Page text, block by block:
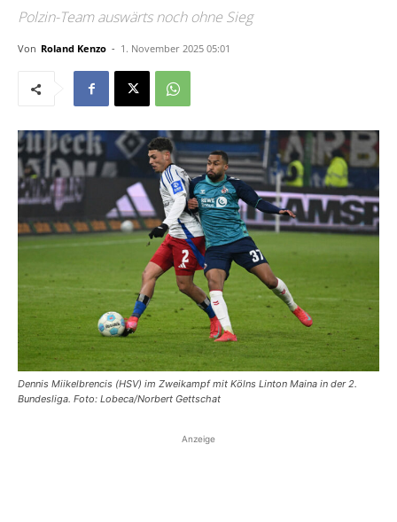
Polzin-Team auswärts noch ohne Sieg
Von Roland Kenzo - 1. November 2025 05:01
Dennis Miikelbrencis (HSV) im Zweikampf mit Kölns Linton Maina in der 2.
Bundesliga. Foto: Lobeca/Norbert Gettschat
Anzeige